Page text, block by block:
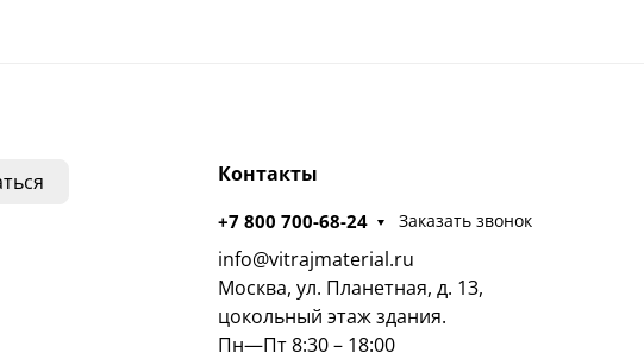
Контакты
+7 800 700-68-24 Заказать звонок
info@vitrajmaterial.ru
Москва, ул. Планетная, д. 13,
цокольный этаж здания.
Пн—Пт 8:30 – 18:00